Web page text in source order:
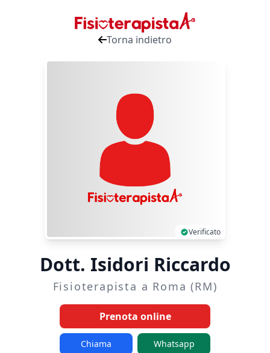
Torna indietro
Verificato
Dott. Isidori Riccardo
Fisioterapista a Roma (RM)
Prenota online
Chiama Whatsapp